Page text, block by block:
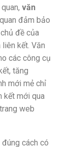
văn
đảm bảo
đề của
kết. Văn
các công cụ
tăng
mới mẻ chỉ
kết mới qua
web
cách có